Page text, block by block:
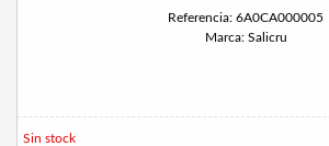
Referencia: 6A0CA000005
Marca: Salicru
Sin stock